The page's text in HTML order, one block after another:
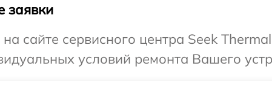
заявки
на сайте сервисного центра Seek
условий ремонта Вашего